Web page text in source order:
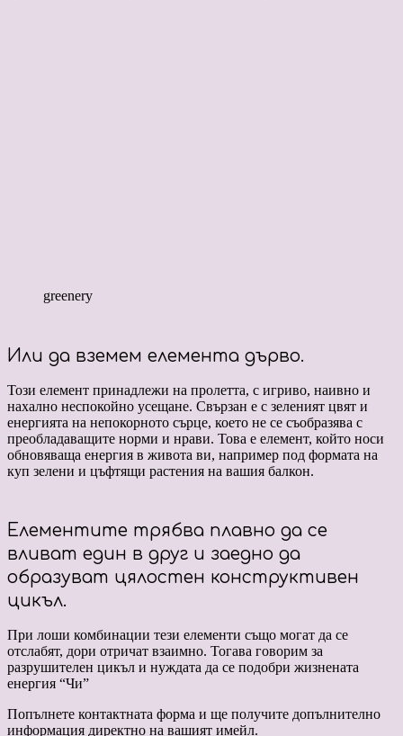
greenery
Или да вземем елемента дърво.
Този елемент принадлежи на пролетта, с игриво, наивно и
нахално неспокойно усещане. Свързан е с зеленият цвят и
енергията на непокорното сърце, което не се съобразява с
преобладаващите норми и нрави. Това е елемент, който носи
обновяваща енергия в живота ви, например под формата на
куп зелени и цъфтящи растения на вашия балкон.
Елементите трябва плавно да се
вливат един в друг и заедно да
образуват цялостен конструктивен
цикъл.
При лоши комбинации тези елементи също могат да се
отслабят, дори отричат взаимно. Тогава говорим за
разрушителен цикъл и нуждата да се подобри жизнената
енергия “Чи”
Попълнете контактната форма и ще получите допълнително
информация директно на вашият имейл.